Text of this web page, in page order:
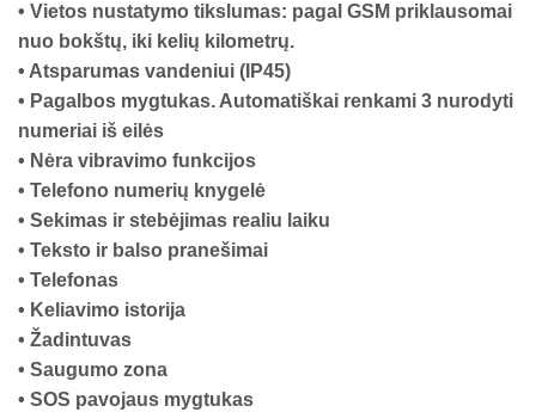
• Vietos nustatymo tikslumas: pagal GSM priklausomai
nuo bokštų, iki kelių kilometrų.
• Atsparumas vandeniui (IP45)
• Pagalbos mygtukas. Automatiškai renkami 3 nurodyti
numeriai iš eilės
• Nėra vibravimo funkcijos
• Telefono numerių knygelė
• Sekimas ir stebėjimas realiu laiku
• Teksto ir balso pranešimai
• Telefonas
• Keliavimo istorija
• Žadintuvas
• Saugumo zona
• SOS pavojaus mygtukas